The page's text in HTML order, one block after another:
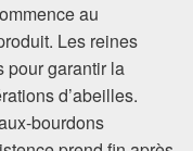
au
Les reines
pour garantir la
d’abeilles.
bourdons